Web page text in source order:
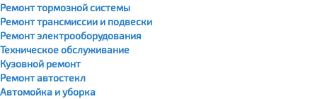
Ремонт тормозной системы
Ремонт трансмиссии и подвески
Ремонт электрооборудования
Техническое обслуживание
Кузовной ремонт
Ремонт автостекл
Автомойка и уборка